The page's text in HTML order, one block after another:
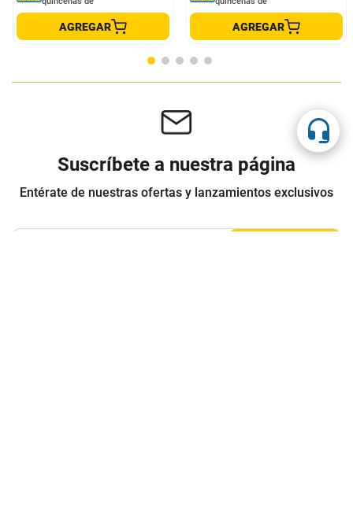
AGREGAR AGREGAR
Suscríbete a nuestra página
Entérate de nuestras ofertas y lanzamientos exclusivos